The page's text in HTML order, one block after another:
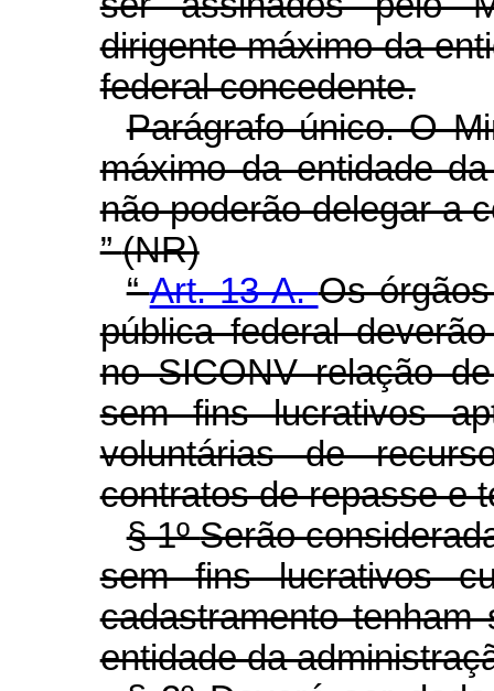
dirigente máximo da
federal concedente.
Parágrafo único. O
máximo da entidade
não poderão delegar a
”(NR)
“Art. 13-A.Os
pública federal
no SICONV relação
sem fins lucrativos
voluntárias de
contratos de repasse e
§ 1ºSerão
sem fins lucrativos
cadastramento
entidade da